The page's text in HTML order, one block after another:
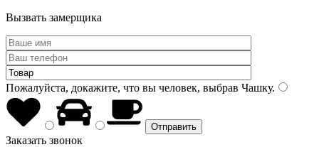
Вызвать замерщика
Пожалуйста, докажите, что вы человек, выбрав Чашку.
Заказать звонок